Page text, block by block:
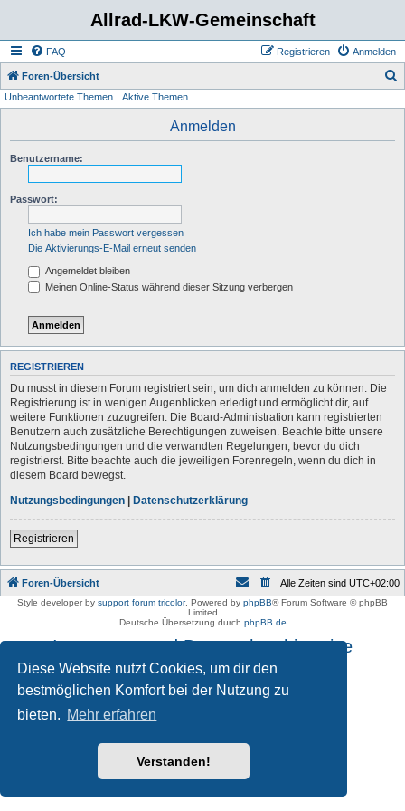
Diese Website nutzt Cookies, um dir den
bestmöglichen Komfort bei der Nutzung zu
bieten. Mehr erfahren
Verstanden!
Allrad-LKW-Gemeinschaft
FAQ Anmelden
Registrieren
Foren-Übersicht
Unbeantwortete Themen Aktive Themen
Anmelden
Benutzername:
Passwort:
Ich habe mein Passwort vergessen
Die Aktivierungs-E-Mail erneut senden
Angemeldet bleiben
Meinen Online-Status während dieser Sitzung verbergen
REGISTRIEREN
Du musst in diesem Forum registriert sein, um dich anmelden zu können. Die
Registrierung ist in wenigen Augenblicken erledigt und ermöglicht dir, auf
weitere Funktionen zuzugreifen. Die Board-Administration kann registrierten
Benutzern auch zusätzliche Berechtigungen zuweisen. Beachte bitte unsere
Nutzungsbedingungen und die verwandten Regelungen, bevor du dich
registrierst. Bitte beachte auch die jeweiligen Forenregeln, wenn du dich in
diesem Board bewegst.
Nutzungsbedingungen | Datenschutzerklärung
Registrieren
Foren-Übersicht Alle Zeiten sind UTC+02:00
Style developer by support forum tricolor, Powered by phpBB® Forum Software © phpBB
Limited
Deutsche Übersetzung durch phpBB.de
Impressum und Datenschutzhinweise